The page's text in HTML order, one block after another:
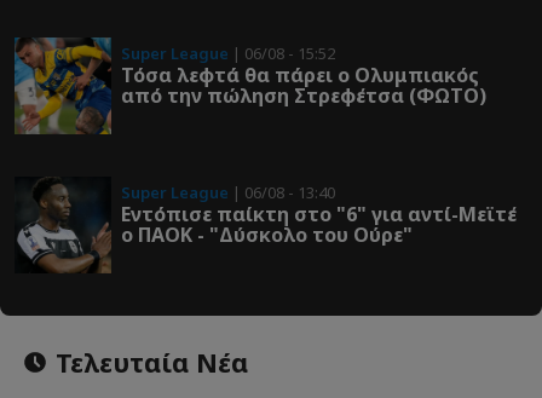
Super League | 06/08 - 15:52
Τόσα λεφτά θα πάρει ο Ολυμπιακός
από την πώληση Στρεφέτσα (ΦΩΤΟ)
Super League | 06/08 - 13:40
Εντόπισε παίκτη στο "6" για αντί-Μεϊτέ
ο ΠΑΟΚ - "Δύσκολο του Ούρε"
Τελευταία Νέα